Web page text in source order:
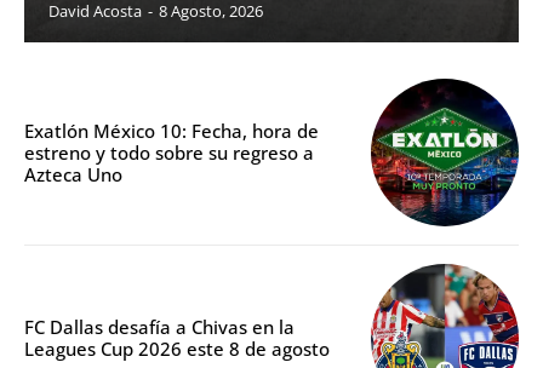
David Acosta - 8 Agosto, 2026
Exatlón México 10: Fecha, hora de
estreno y todo sobre su regreso a
Azteca Uno
FC Dallas desafía a Chivas en la
Leagues Cup 2026 este 8 de agosto